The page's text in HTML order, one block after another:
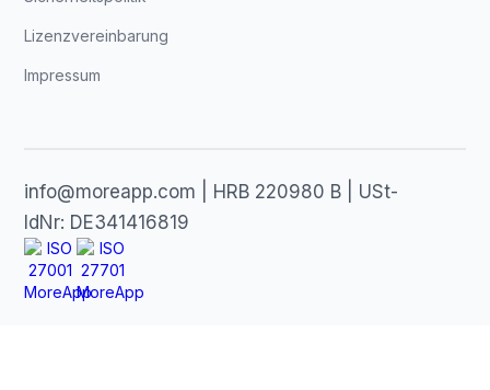
Lizenzvereinbarung
Impressum
info@moreapp.com | HRB 220980 B | USt-
IdNr: DE341416819